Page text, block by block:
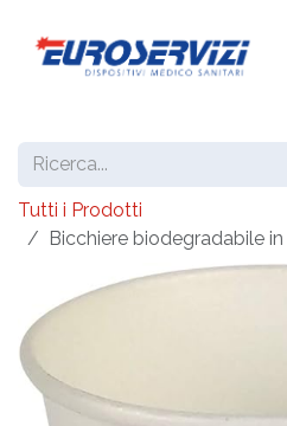
Tutti i Prodotti
Bicchiere biodegradabile